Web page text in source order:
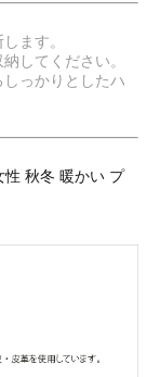
ます。
してください。
っかりとしたハ
秋冬 暖かい プ